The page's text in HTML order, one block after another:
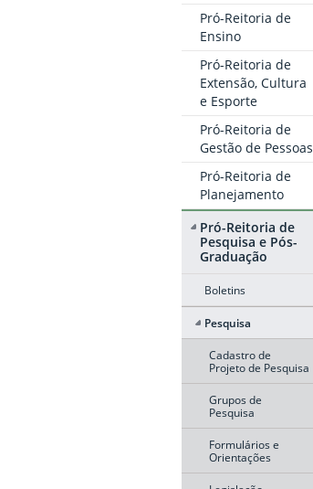
Pró-Reitoria de
Ensino
Pró-Reitoria de
Extensão, Cultura
e Esporte
Pró-Reitoria de
Gestão de Pessoas
Pró-Reitoria de
Planejamento
Pró-Reitoria de
Pesquisa e Pós-
Graduação
Boletins
Pesquisa
Cadastro de
Projeto de Pesquisa
Grupos de
Pesquisa
Formulários e
Orientações